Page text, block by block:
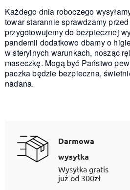
Każdego dnia roboczego
towar starannie sprawdzamy
przygotowujemy do bezpiecznej
pandemii dodatkowo dbamy o
w sterylnych warunkach, nosząc
maseczkę. Mogą być Państwo
paczka będzie bezpieczna,
nadana.
Darmowa
wysyłka
Wysyłka gratis
już od 300zł